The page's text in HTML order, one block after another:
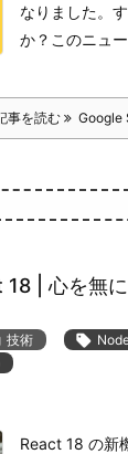
なりました。
か？このニュ
事を読む Google
18 | 心を無
技術 
React 18 の新